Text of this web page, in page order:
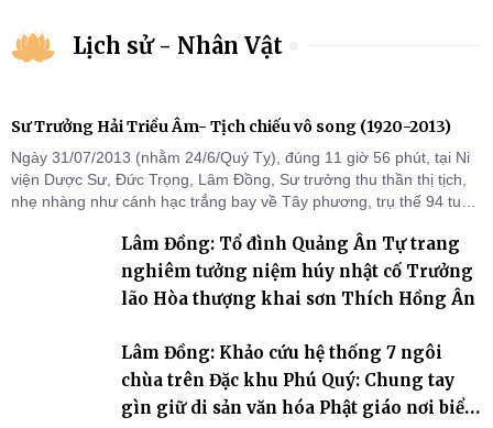
Lịch sử - Nhân Vật
Sư Trưởng Hải Triều Âm- Tịch chiếu vô song (1920-2013)
Ngày 31/07/2013 (nhằm 24/6/Quý Tỵ), đúng 11 giờ 56 phút, tại Ni
viện Dược Sư, Đức Trọng, Lâm Đồng, Sư trưởng thu thần thị tịch,
nhẹ nhàng như cánh hạc trắng bay về Tây phương, trụ thế 94 tuổi
Lâm Đồng: Tổ đình Quảng Ân Tự trang
nghiêm tưởng niệm húy nhật cố Trưởng
lão Hòa thượng khai sơn Thích Hồng Ân
Lâm Đồng: Khảo cứu hệ thống 7 ngôi
chùa trên Đặc khu Phú Quý: Chung tay
gìn giữ di sản văn hóa Phật giáo nơi biển